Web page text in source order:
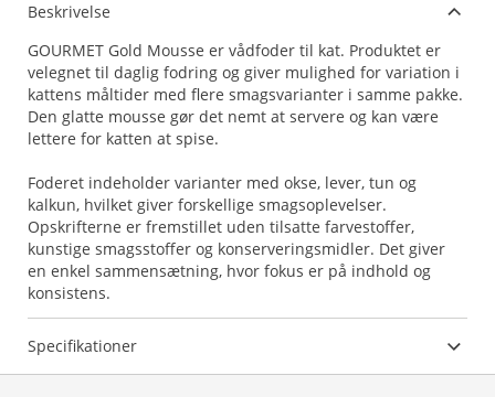
Beskrivelse
GOURMET Gold Mousse er vådfoder til kat. Produktet er
velegnet til daglig fodring og giver mulighed for variation i
kattens måltider med flere smagsvarianter i samme pakke.
Den glatte mousse gør det nemt at servere og kan være
lettere for katten at spise.
Foderet indeholder varianter med okse, lever, tun og
kalkun, hvilket giver forskellige smagsoplevelser.
Opskrifterne er fremstillet uden tilsatte farvestoffer,
kunstige smagsstoffer og konserveringsmidler. Det giver
en enkel sammensætning, hvor fokus er på indhold og
konsistens.
Specifikationer